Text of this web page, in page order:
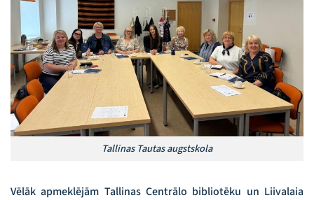
Tallinas Tautas augstskola
Vēlāk apmeklējām Tallinas Centrālo bibliotēku un Liivalaia